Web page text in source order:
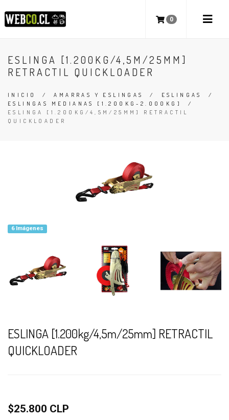
0
ESLINGA [1.200KG/4,5M/25MM]
RETRACTIL QUICKLOADER
INICIO /AMARRAS Y ESLINGAS / ESLINGAS
/
ESLINGAS MEDIANAS [1.200KG-2.000KG]
/
ESLINGA [1.200KG/4,5M/25MM] RETRACTIL
QUICKLOADER
6 Imágenes
ESLINGA [1.200kg/4,5m/25mm] RETRACTIL
QUICKLOADER
$25.800 CLP